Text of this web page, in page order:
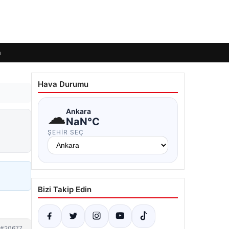
Hava Durumu
☁Ankara
NaN°C
ŞEHIR SEÇ
Bizi Takip Edin